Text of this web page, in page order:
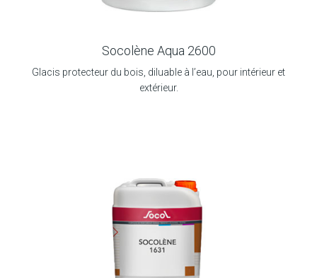
Socolène Aqua 2600
Glacis protecteur du bois, diluable à l’eau, pour intérieur et
extérieur.